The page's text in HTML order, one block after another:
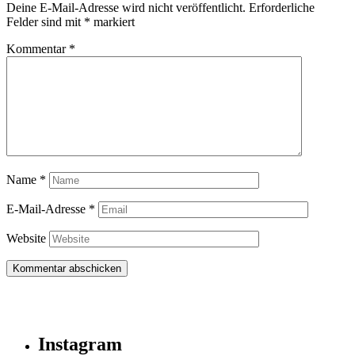
Deine E-Mail-Adresse wird nicht veröffentlicht. Erforderliche
Felder sind mit * markiert
Kommentar *
Name *
E-Mail-Adresse *
Website
Instagram